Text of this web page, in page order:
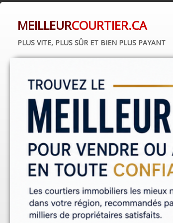
MEILLEURCOURTIER.CA
PLUS VITE, PLUS SÛR ET BIEN PLUS PAYANT